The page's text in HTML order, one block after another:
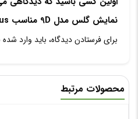
نمایش گلس مدل 9D مناسب iPhone 6/7/8 Plus (دوعدد)”
برای فرستادن دیدگاه، باید وارد شده
محصولات مرتبط